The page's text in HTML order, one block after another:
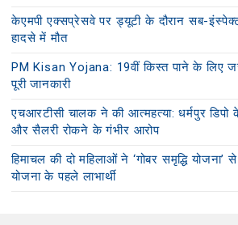
केएमपी एक्सप्रेसवे पर ड्यूटी के दौरान सब-
हादसे में मौत
PM Kisan Yojana: 19वीं किस्त पाने के लिए
पूरी जानकारी
एचआरटीसी चालक ने की आत्महत्या: धर्मपुर
और सैलरी रोकने के गंभीर आरोप
हिमाचल की दो महिलाओं ने ‘गोबर समृद्धि
योजना के पहले लाभार्थी